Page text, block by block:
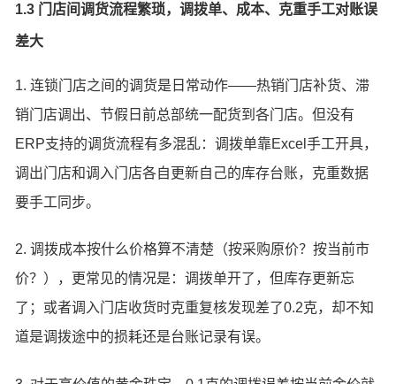
1.3 门店间调货流程繁琐，调拨单、成本、克重手工对账误
差大
1. 连锁门店之间的调货是日常动作——热销门店补货、滞
销门店调出、节假日前总部统一配货到各门店。但没有
ERP支持的调货流程有多混乱：调拨单靠Excel手工开具，
调出门店和调入门店各自更新自己的库存台账，克重数据
要手工同步。
2. 调拨成本按什么价格算不清楚（按采购原价？按当前市
价？），更常见的情况是：调拨单开了，但库存更新忘
了；或者调入门店收货时克重复核发现差了0.2克，却不知
道是调拨途中的损耗还是台账记录有误。